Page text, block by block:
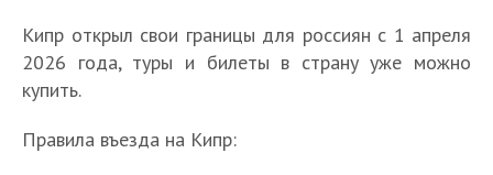
Кипр открыл свои границы для россиян с 1 апреля
2026 года, туры и билеты в страну уже можно
купить.
Правила въезда на Кипр: